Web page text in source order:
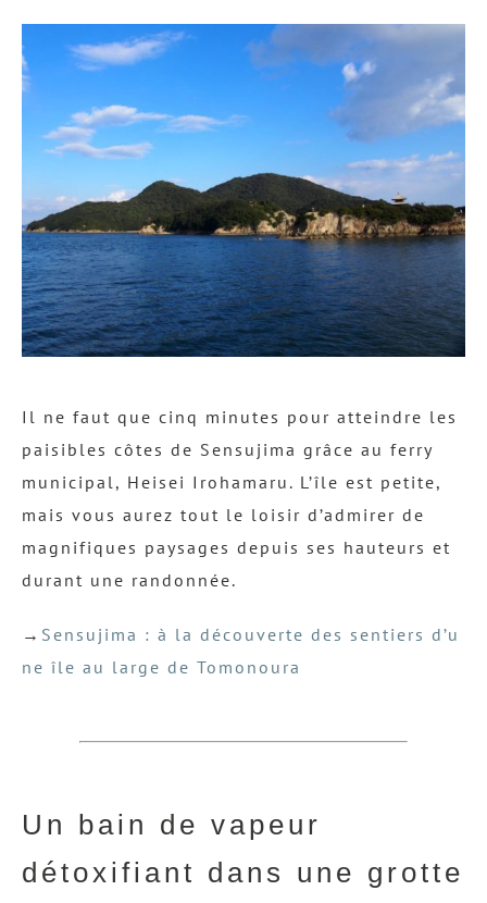
Il ne faut que cinq minutes pour atteindre les
paisibles côtes de Sensujima grâce au ferry
municipal, Heisei Irohamaru. L’île est petite,
mais vous aurez tout le loisir d’admirer de
magnifiques paysages depuis ses hauteurs et
durant une randonnée.
→ Sensujima : à la découverte des sentiers d’u
ne île au large de Tomonoura
Un bain de vapeur
détoxifiant dans une grotte